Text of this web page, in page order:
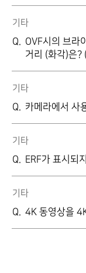
기타
OVF시의 브라
거리 (화각)은?
기타
카메라에서 사
기타
ERF가 표시되
기타
4K 동영상을